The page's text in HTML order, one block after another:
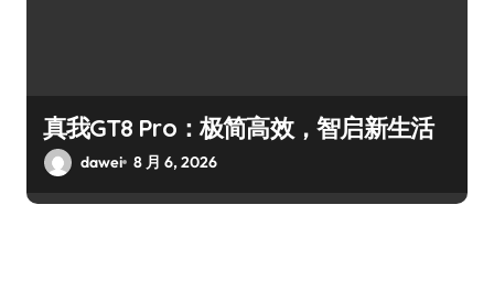
真我GT8 Pro：极简高效，智启新生活
dawei 8 月 6, 2026